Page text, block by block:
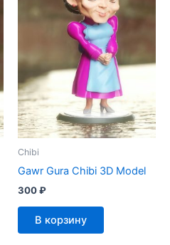
Chibi
Gawr Gura Chibi 3D Model
300₽
В корзину